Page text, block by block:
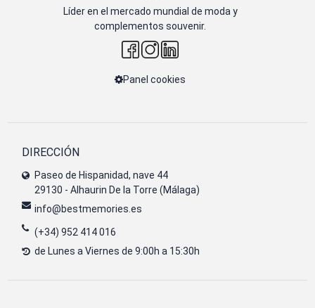
Líder en el mercado mundial de moda y
complementos souvenir.
Panel cookies
DIRECCIÓN
Paseo de Hispanidad, nave 44
29130 - Alhaurin De la Torre (Málaga)
info@bestmemories.es
(+34) 952 414 016
de Lunes a Viernes de 9:00h a 15:30h